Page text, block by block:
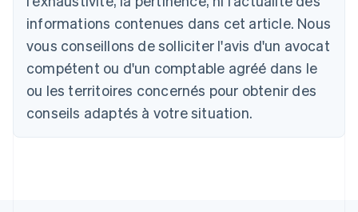
informations contenues dans cet article. Nous
vous conseillons de solliciter l'avis d'un avocat
compétent ou d'un comptable agréé dans le
ou les territoires concernés pour obtenir des
conseils adaptés à votre situation.
NederlandsFrançaisDeutschEnglish
Brésil
Bulgarie
English
Canada
English Français
Chine continentale